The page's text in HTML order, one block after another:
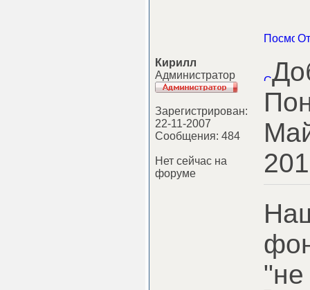
Кирилл
Администратор
Зарегистрирован:
22-11-2007
Сообщения: 484
Нет сейчас на
форуме